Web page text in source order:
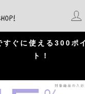
P
すぐに使える300ポ
ト！